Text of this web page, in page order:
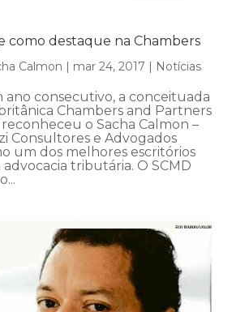
como destaque na Chambers
Calmon mar 24, 2017 Notícias
ano consecutivo, a conceituada
Chambers and Partners
o Sacha Calmon –
Consultores e Advogados
um dos melhores escritórios
advocacia tributária. O SCMD